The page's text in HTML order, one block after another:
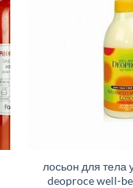
лосьон для
deoproce well-